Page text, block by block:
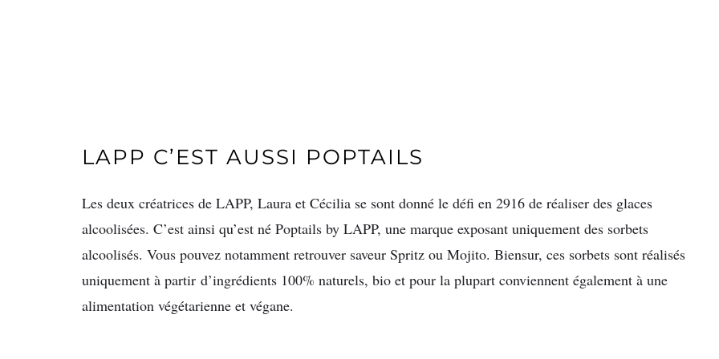
LAPP C’EST AUSSI POPTAILS
Les deux créatrices de LAPP, Laura et Cécilia se sont donné le défi en 2916 de réaliser des glaces
alcoolisées. C’est ainsi qu’est né Poptails by LAPP, une marque exposant uniquement des sorbets
alcoolisés. Vous pouvez notamment retrouver saveur Spritz ou Mojito. Biensur, ces sorbets sont réalisés
uniquement à partir d’ingrédients 100% naturels, bio et pour la plupart conviennent également à une
alimentation végétarienne et végane.